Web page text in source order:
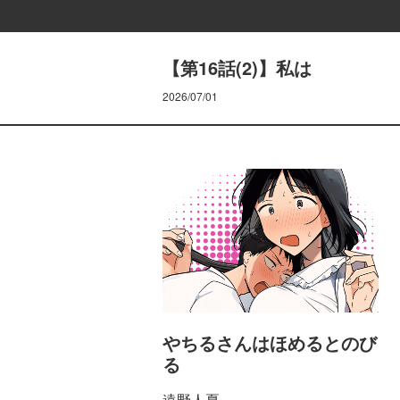
【第16話(2)】私は
2026/07/01
やちるさんはほめるとのび
る